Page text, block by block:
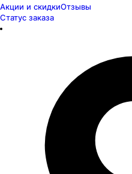
Акции и скидкиОтзывы
Статус заказа